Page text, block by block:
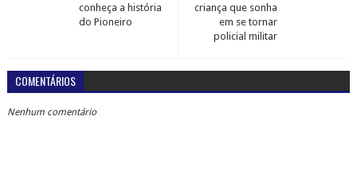
criança que sonha
em se tornar
policial militar
conheça a história
do Pioneiro
COMENTÁRIOS
Nenhum comentário